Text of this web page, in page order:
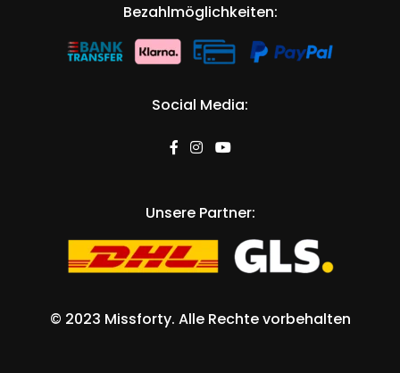
Bezahlmöglichkeiten:
Social Media:
Unsere Partner:
© 2023 Missforty. Alle Rechte vorbehalten